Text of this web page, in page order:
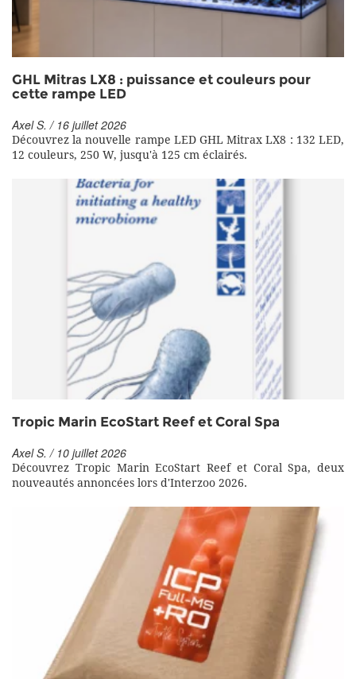
GHL Mitras LX8 : puissance et couleurs pour
cette rampe LED
Axel S. / 16 juillet 2026
Découvrez la nouvelle rampe LED GHL Mitrax LX8 : 132 LED,
12 couleurs, 250 W, jusqu'à 125 cm éclairés.
Tropic Marin EcoStart Reef et Coral Spa
Axel S. / 10 juillet 2026
Découvrez Tropic Marin EcoStart Reef et Coral Spa, deux
nouveautés annoncées lors d'Interzoo 2026.